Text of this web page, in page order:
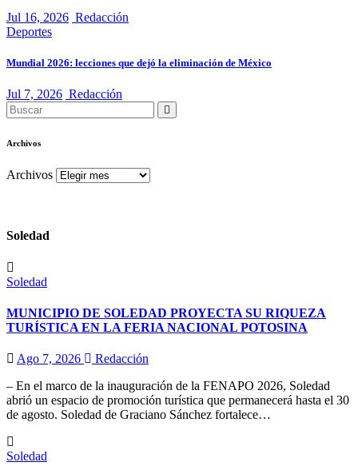
Jul 16, 2026 Redacción
Deportes
Mundial 2026: lecciones que dejó la eliminación de México
Jul 7, 2026 Redacción
Archivos
Archivos
Soledad
Soledad
MUNICIPIO DE SOLEDAD PROYECTA SU RIQUEZA
TURÍSTICA EN LA FERIA NACIONAL POTOSINA
Ago 7, 2026
Redacción
– En el marco de la inauguración de la FENAPO 2026, Soledad
abrió un espacio de promoción turística que permanecerá hasta el 30
de agosto. Soledad de Graciano Sánchez fortalece…
Soledad